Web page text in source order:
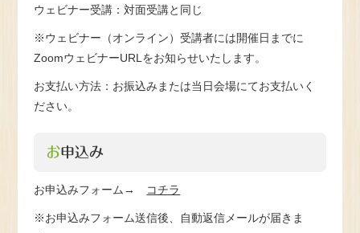
ウェビナー受講：対面受講と同じ
※ウェビナー（オンライン）受講者には開催日までに
ZoomウェビナーURLをお知らせいたします。
お支払い方法：お振込みまたは当日会場にてお支払いく
ださい。
お申込み
お申込みフォーム→ コチラ
※お申込みフォーム送信後、自動返信メールが届きま